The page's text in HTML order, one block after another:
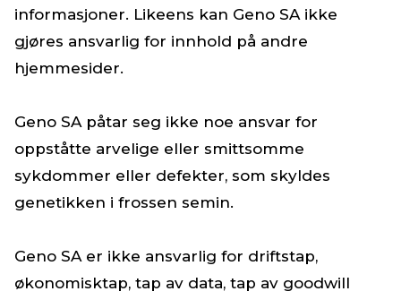
informasjoner. Likeens kan Geno SA ikke
gjøres ansvarlig for innhold på andre
hjemmesider.
Geno SA påtar seg ikke noe ansvar for
oppståtte arvelige eller smittsomme
sykdommer eller defekter, som skyldes
genetikken i frossen semin.
Geno SA er ikke ansvarlig for driftstap,
økonomisktap, tap av data, tap av goodwill